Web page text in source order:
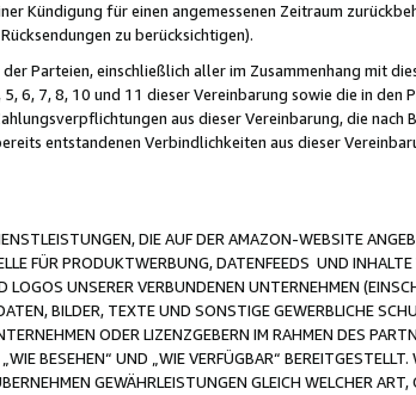
Kündigung für einen angemessenen Zeitraum
zu berücksichtigen).
Parteien, einschließlich aller im Zusammenhang mit
6, 7, 8, 10 und 11 dieser Vereinbarung sowie die in
aus dieser Vereinbarung, die nach
entstandenen Verbindlichkeiten aus dieser
DIE AUF DER AMAZON-WEBSITE
FÜR PRODUKTWERBUNG, DATENFEEDS UND
UNSERER VERBUNDENEN UNTERNEHMEN
BILDER, TEXTE UND SONSTIGE GEWERBLICHE
ODER LIZENZGEBERN IM RAHMEN DES
BESEHEN“ UND „WIE VERFÜGBAR“
GEWÄHRLEISTUNGEN GLEICH WELCHER